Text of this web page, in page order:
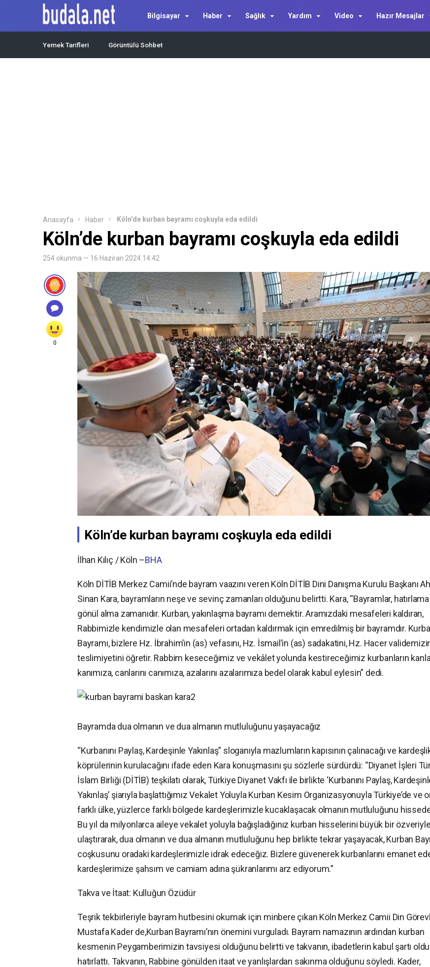
Bilgisayar Haber Sağlık Yardım Video Hazır Mesajlar
Yemek Tarifleri Görüntülü Sohbet
Anasayfa Haber Köln’de kurban bayramı coşkuyla eda edildi
Köln’de kurban bayramı coşkuyla eda edildi
254 okunma — 16 Haziran 2024 14:42
0
Köln’de kurban bayramı coşkuyla eda edildi
İlhan Kılıç / Köln –BHA
Köln DİTİB Merkez Camii’nde bayram vaazını veren Köln DİTİB Dini Danışma Kurulu Başkanı
Sinan Kara, bayramların neşe ve sevinç zamanları olduğunu belirtti. Kara, “Bayramlar,
gönül alma zamanıdır. Kurban, yakınlaşma bayramı demektir. Aramızdaki mesafeleri kaldıran,
Rabbimizle kendimizle olan mesafeleri ortadan kaldırmak için emredilmiş bir bayramdır.
Bayramı, bizlere Hz. İbrahim’in (as) vefasını, Hz. İsmail’in (as) sadakatini, Hz. Hacer
teslimiyetini öğretir. Rabbim keseceğimiz ve vekâlet yolunda kestireceğimiz kurbanların
kanımıza, canlarını canımıza, azalarını azalarımıza bedel olarak kabul eylesin” dedi.
Bayramda dua olmanın ve dua almanın mutluluğunu yaşayacağız
“Kurbanını Paylaş, Kardeşinle Yakınlaş” sloganıyla mazlumların kapısının çalınacağı ve
köprülerinin kurulacağını ifade eden Kara konuşmasını şu sözlerle sürdürdü: “Diyanet İşleri
İslam Birliği (DİTİB) teşkilatı olarak, Türkiye Diyanet Vakfı ile birlikte ‘Kurbanını Paylaş,
Yakınlaş’ şiarıyla başlattığımız Vekalet Yoluyla Kurban Kesim Organizasyonuyla Türkiye’de ve
farklı ülke, yüzlerce farklı bölgede kardeşlerimizle kucaklaşacak olmanın mutluluğunu
Bu yıl da milyonlarca aileye vekalet yoluyla bağışladığınız kurban hisselerini büyük bir özveriyle
ulaştırarak, dua olmanın ve dua almanın mutluluğunu hep birlikte tekrar yaşayacak, Kurban
coşkusunu oradaki kardeşlerimizle idrak edeceğiz. Bizlere güvenerek kurbanlarını emanet
kardeşlerimize şahsım ve camiam adına şükranlarımı arz ediyorum.”
Takva ve İtaat: Kulluğun Özüdür
Teşrik tekbirleriyle bayram hutbesini okumak için minbere çıkan Köln Merkez Camii Din
Mustafa Kader de,Kurban Bayramı’nın önemini vurguladı. Bayram namazının ardından kurban
kesmenin Peygamberimizin tavsiyesi olduğunu belirtti ve takvanın, ibadetlerin kabul şartı
hatırlattı. Takvanın, Rabbine gönülden itaat ve yanlışlardan sakınma olduğunu söyledi. Kader,